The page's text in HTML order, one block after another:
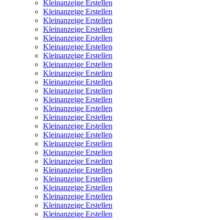
Kleinanzeige Erstellen
Kleinanzeige Erstellen
Kleinanzeige Erstellen
Kleinanzeige Erstellen
Kleinanzeige Erstellen
Kleinanzeige Erstellen
Kleinanzeige Erstellen
Kleinanzeige Erstellen
Kleinanzeige Erstellen
Kleinanzeige Erstellen
Kleinanzeige Erstellen
Kleinanzeige Erstellen
Kleinanzeige Erstellen
Kleinanzeige Erstellen
Kleinanzeige Erstellen
Kleinanzeige Erstellen
Kleinanzeige Erstellen
Kleinanzeige Erstellen
Kleinanzeige Erstellen
Kleinanzeige Erstellen
Kleinanzeige Erstellen
Kleinanzeige Erstellen
Kleinanzeige Erstellen
Kleinanzeige Erstellen
Kleinanzeige Erstellen